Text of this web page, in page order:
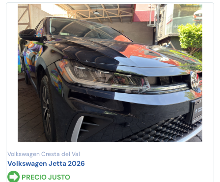
Volkswagen Cresta del Val
Volkswagen Jetta 2026
PRECIO JUSTO